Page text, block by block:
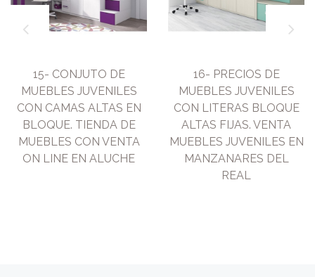
15- CONJUTO DE
MUEBLES JUVENILES
CON CAMAS ALTAS EN
BLOQUE. TIENDA DE
MUEBLES CON VENTA
ON LINE EN ALUCHE
16- PRECIOS DE
MUEBLES JUVENILES
CON LITERAS BLOQUE
ALTAS FIJAS. VENTA
MUEBLES JUVENILES EN
MANZANARES DEL
REAL